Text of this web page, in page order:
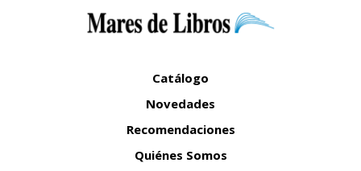
Catálogo
Novedades
Recomendaciones
Quiénes Somos